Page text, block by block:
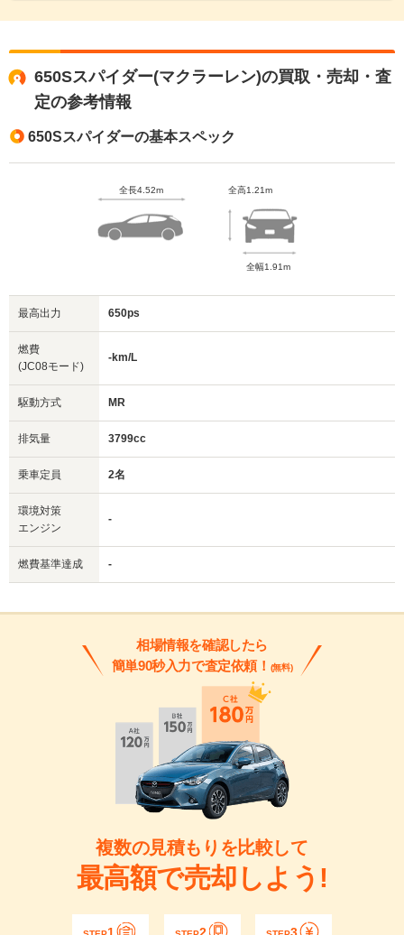
650Sスパイダー(マクラーレン)の買取・売却・査
定の参考情報
650Sスパイダーの基本スペック
全長4.52m 全高1.21m
全幅1.91m
最高出力 650ps
燃費
(JC08モード)
-km/L
駆動方式 MR
排気量 3799cc
乗車定員 2名
環境対策
エンジン
-
燃費基準達成 -
相場情報を確認したら
簡単90秒入力で査定依頼！ (無料)
複数の見積もりを比較して
最高額で売却しよう!
1 2 3